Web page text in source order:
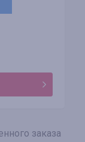
заказа